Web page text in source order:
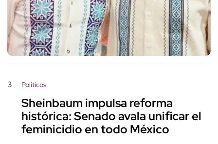
3 Políticos
Sheinbaum impulsa reforma
histórica: Senado avala unificar el
feminicidio en todo México